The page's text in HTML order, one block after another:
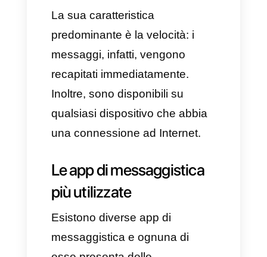
Che cos'è la
messaggistica
istantanea?
La messaggistica istantanea è
avviene in tempo reale
messaggi di testo, vocali,
immagini o video inviati tra due
o più utenti tramite una singola